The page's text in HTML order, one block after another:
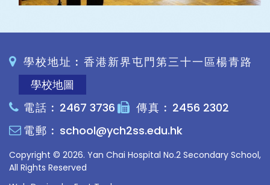
學校地址︰香港新界屯門第三十一區楊青路
學校地圖
電話︰ 2467 3736 傳真︰ 2456 2302
電郵︰ school@ych2ss.edu.hk
Copyright © 2026. Yan Chai Hospital No.2 Secondary School,
All Rights Reserved